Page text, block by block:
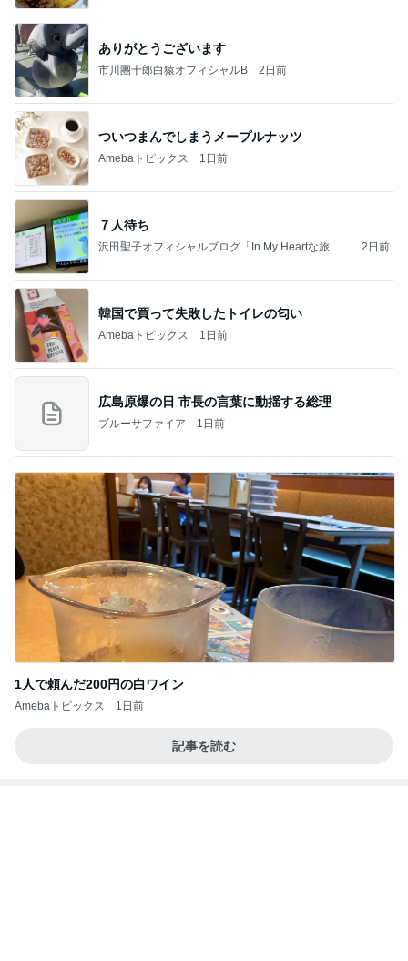
ありがとうございます
市川團十郎白猿オフィシャルB 2日前
ついつまんでしまうメープルナッツ
Amebaトピックス 1日前
７人待ち
沢田聖子オフィシャルブログ「In My Heartな旅日
2日前
韓国で買って失敗したトイレの匂い
Amebaトピックス 1日前
広島原爆の日 市長の言葉に動揺する総理
ブルーサファイア 1日前
1人で頼んだ200円の白ワイン
Amebaトピックス 1日前
記事を読む